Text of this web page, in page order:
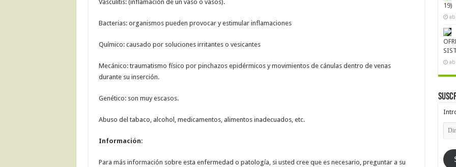
Vasculitis: (inflamación de un vaso o vasos).
Bacterias: organismos pueden provocar y estimular inflamaciones
Químico: causado por soluciones irritantes o vesicantes
Mecánico: traumatismo físico por pinchazos epidérmicos y movimientos de cánulas dentro de venas
durante su inserción.
Genético: son muy escasos.
Abuso del tabaco, alcohol, medicamentos, alimentos inadecuados, etc.
Información:
Para más información sobre esta enfermedad o patología, si usted cree que es necesario, preguntar a su
19)
de